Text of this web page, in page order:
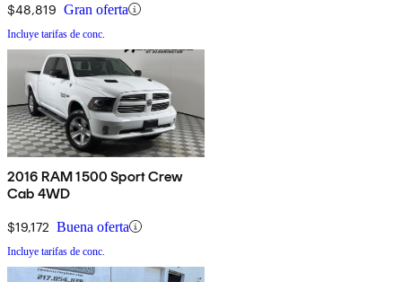
$48,819 Gran oferta
Incluye tarifas de conc.
2016 RAM 1500 Sport Crew
Cab 4WD
$19,172 Buena oferta
Incluye tarifas de conc.